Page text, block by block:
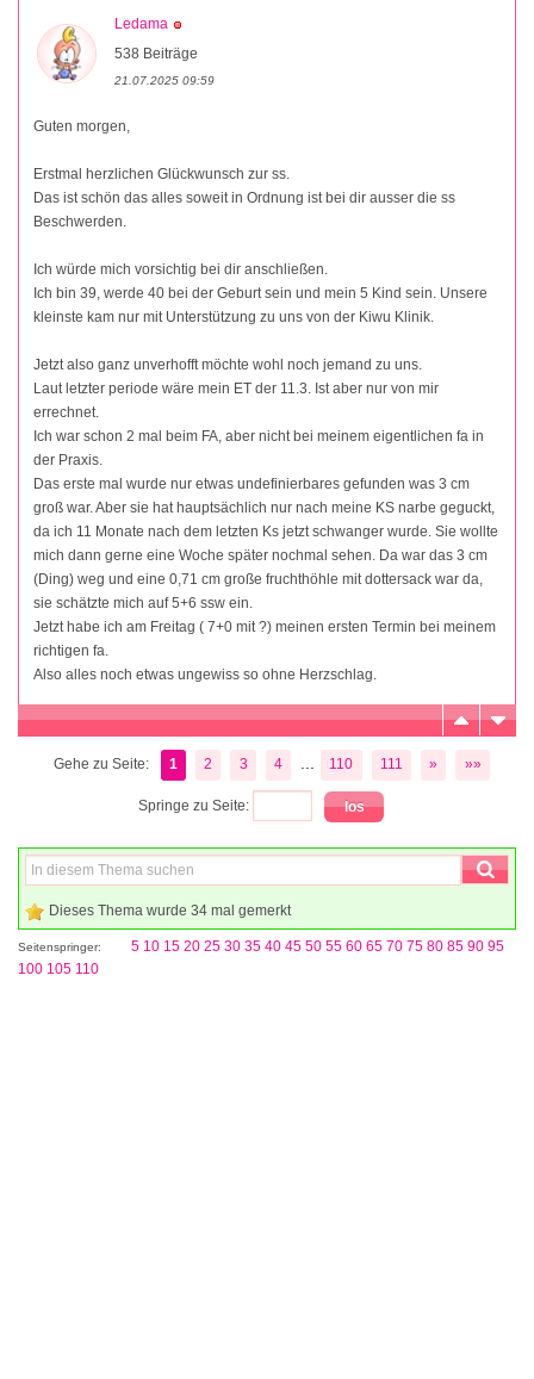
Ledama
538 Beiträge
21.07.2025 09:59
Guten morgen,
Erstmal herzlichen Glückwunsch zur ss.
Das ist schön das alles soweit in Ordnung ist bei dir ausser die ss
Beschwerden.
Ich würde mich vorsichtig bei dir anschließen.
Ich bin 39, werde 40 bei der Geburt sein und mein 5 Kind sein. Unsere
kleinste kam nur mit Unterstützung zu uns von der Kiwu Klinik.
Jetzt also ganz unverhofft möchte wohl noch jemand zu uns.
Laut letzter periode wäre mein ET der 11.3. Ist aber nur von mir
errechnet.
Ich war schon 2 mal beim FA, aber nicht bei meinem eigentlichen fa in
der Praxis.
Das erste mal wurde nur etwas undefinierbares gefunden was 3 cm
groß war. Aber sie hat hauptsächlich nur nach meine KS narbe geguckt,
da ich 11 Monate nach dem letzten Ks jetzt schwanger wurde. Sie wollte
mich dann gerne eine Woche später nochmal sehen. Da war das 3 cm
(Ding) weg und eine 0,71 cm große fruchthöhle mit dottersack war da,
sie schätzte mich auf 5+6 ssw ein.
Jetzt habe ich am Freitag ( 7+0 mit ?) meinen ersten Termin bei meinem
richtigen fa.
Also alles noch etwas ungewiss so ohne Herzschlag.
Gehe zu Seite: 1 2 3 4 ... 110 111 » »»
Springe zu Seite:
Dieses Thema wurde 34 mal gemerkt
Seitenspringer: 5 10 15 20 25 30 35 40 45 50 55 60 65 70 75 80 85 90 95
100 105 110